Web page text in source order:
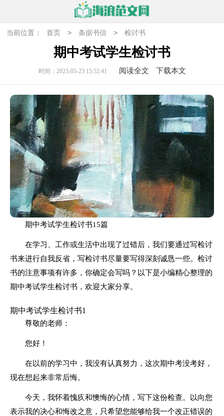
当前位置： 首页 > 条据书信 > 检讨书
期中考试学生检讨书
时间：2023-05-23 15:52:41 阅读全文 下载本文
期中考试学生检讨书15篇
在学习、工作或生活中出现了过错后，我们要通过写检讨
书来进行自我反省，写检讨书尽量要写得深刻诚恳一些。检讨
书的注意事项有许多，你确定会写吗？以下是小编精心整理的
期中考试学生检讨书，欢迎大家分享。
期中考试学生检讨书1
尊敬的老师：
您好！
在以前的学习中，我没有认真努力，这次期中考没考好，
现在想起来非常后悔。
今天，我怀着愧疚和懊悔的心情，写下这份检查。以向您
表示我的决心和悔改之意，只希望您能够给我一个改正错误的